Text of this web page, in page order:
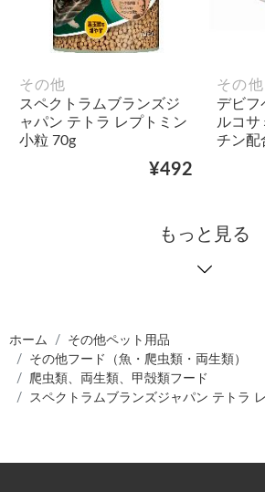
その他
スペクトラムブランズジ
ャパン テトラ レプトミン
小粒 70g
¥492
その他
デビフ
ルコサ
チン配
もっと見る
ホーム
その他ペット用品
その他フード（魚・爬虫類・両生類）
爬虫類、両生類、甲殻類フード
スペクトラムブランズジャパン テトラ